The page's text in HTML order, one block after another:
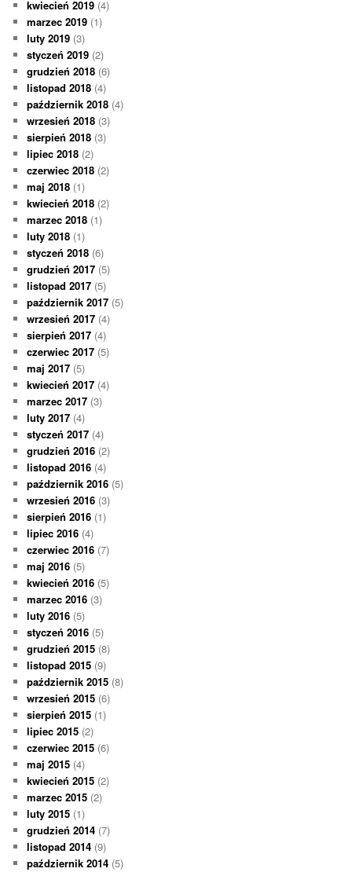
kwiecień 2019 (4)
marzec 2019 (1)
luty 2019 (3)
styczeń 2019 (2)
grudzień 2018 (6)
listopad 2018 (4)
październik 2018 (4)
wrzesień 2018 (3)
sierpień 2018 (3)
lipiec 2018 (2)
czerwiec 2018 (2)
maj 2018 (1)
kwiecień 2018 (2)
marzec 2018 (1)
luty 2018 (1)
styczeń 2018 (6)
grudzień 2017 (5)
listopad 2017 (5)
październik 2017 (5)
wrzesień 2017 (4)
sierpień 2017 (4)
czerwiec 2017 (5)
maj 2017 (5)
kwiecień 2017 (4)
marzec 2017 (3)
luty 2017 (4)
styczeń 2017 (4)
grudzień 2016 (2)
listopad 2016 (4)
październik 2016 (5)
wrzesień 2016 (3)
sierpień 2016 (1)
lipiec 2016 (4)
czerwiec 2016 (7)
maj 2016 (5)
kwiecień 2016 (5)
marzec 2016 (3)
luty 2016 (5)
styczeń 2016 (5)
grudzień 2015 (8)
listopad 2015 (9)
październik 2015 (8)
wrzesień 2015 (6)
sierpień 2015 (1)
lipiec 2015 (2)
czerwiec 2015 (6)
maj 2015 (4)
kwiecień 2015 (2)
marzec 2015 (2)
luty 2015 (1)
grudzień 2014 (7)
listopad 2014 (9)
październik 2014 (5)